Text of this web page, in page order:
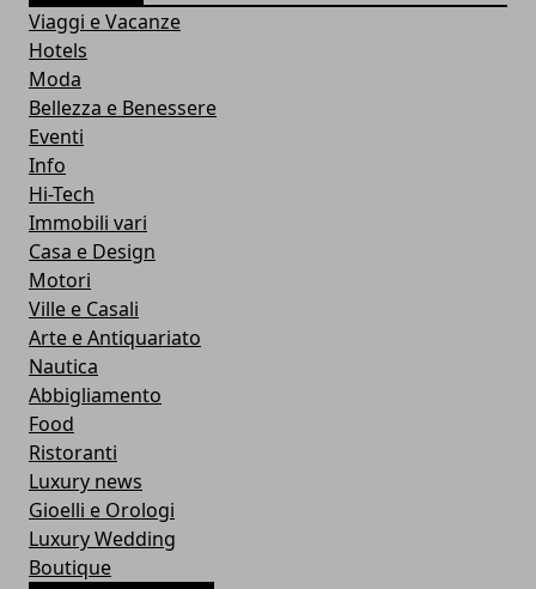
Viaggi e Vacanze
Hotels
Moda
Bellezza e Benessere
Eventi
Info
Hi-Tech
Immobili vari
Casa e Design
Motori
Ville e Casali
Arte e Antiquariato
Nautica
Abbigliamento
Food
Ristoranti
Luxury news
Gioelli e Orologi
Luxury Wedding
Boutique